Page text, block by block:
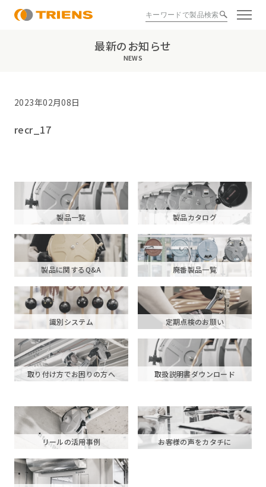
最新のお知らせ
NEWS
2023年02月08日
recr_17
製品一覧 製品カタログ
製品に関するQ&A 廃番製品一覧
識別システム 定期点検のお願い
取り付け方でお困りの方へ 取扱説明書ダウンロード
リールの活用事例 お客様の声をカタチに